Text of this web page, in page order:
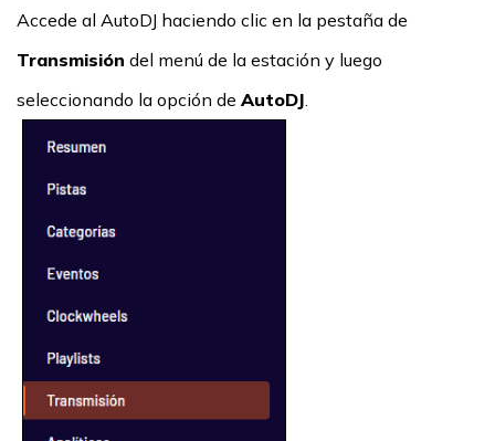
Accede al AutoDJ haciendo clic en la pestaña de
Transmisión del menú de la estación y luego
seleccionando la opción de AutoDJ